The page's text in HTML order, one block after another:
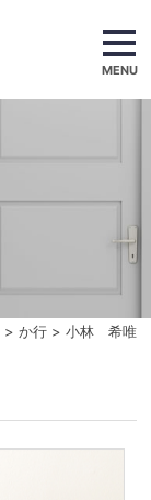
MENU
> か行> 小林 希唯